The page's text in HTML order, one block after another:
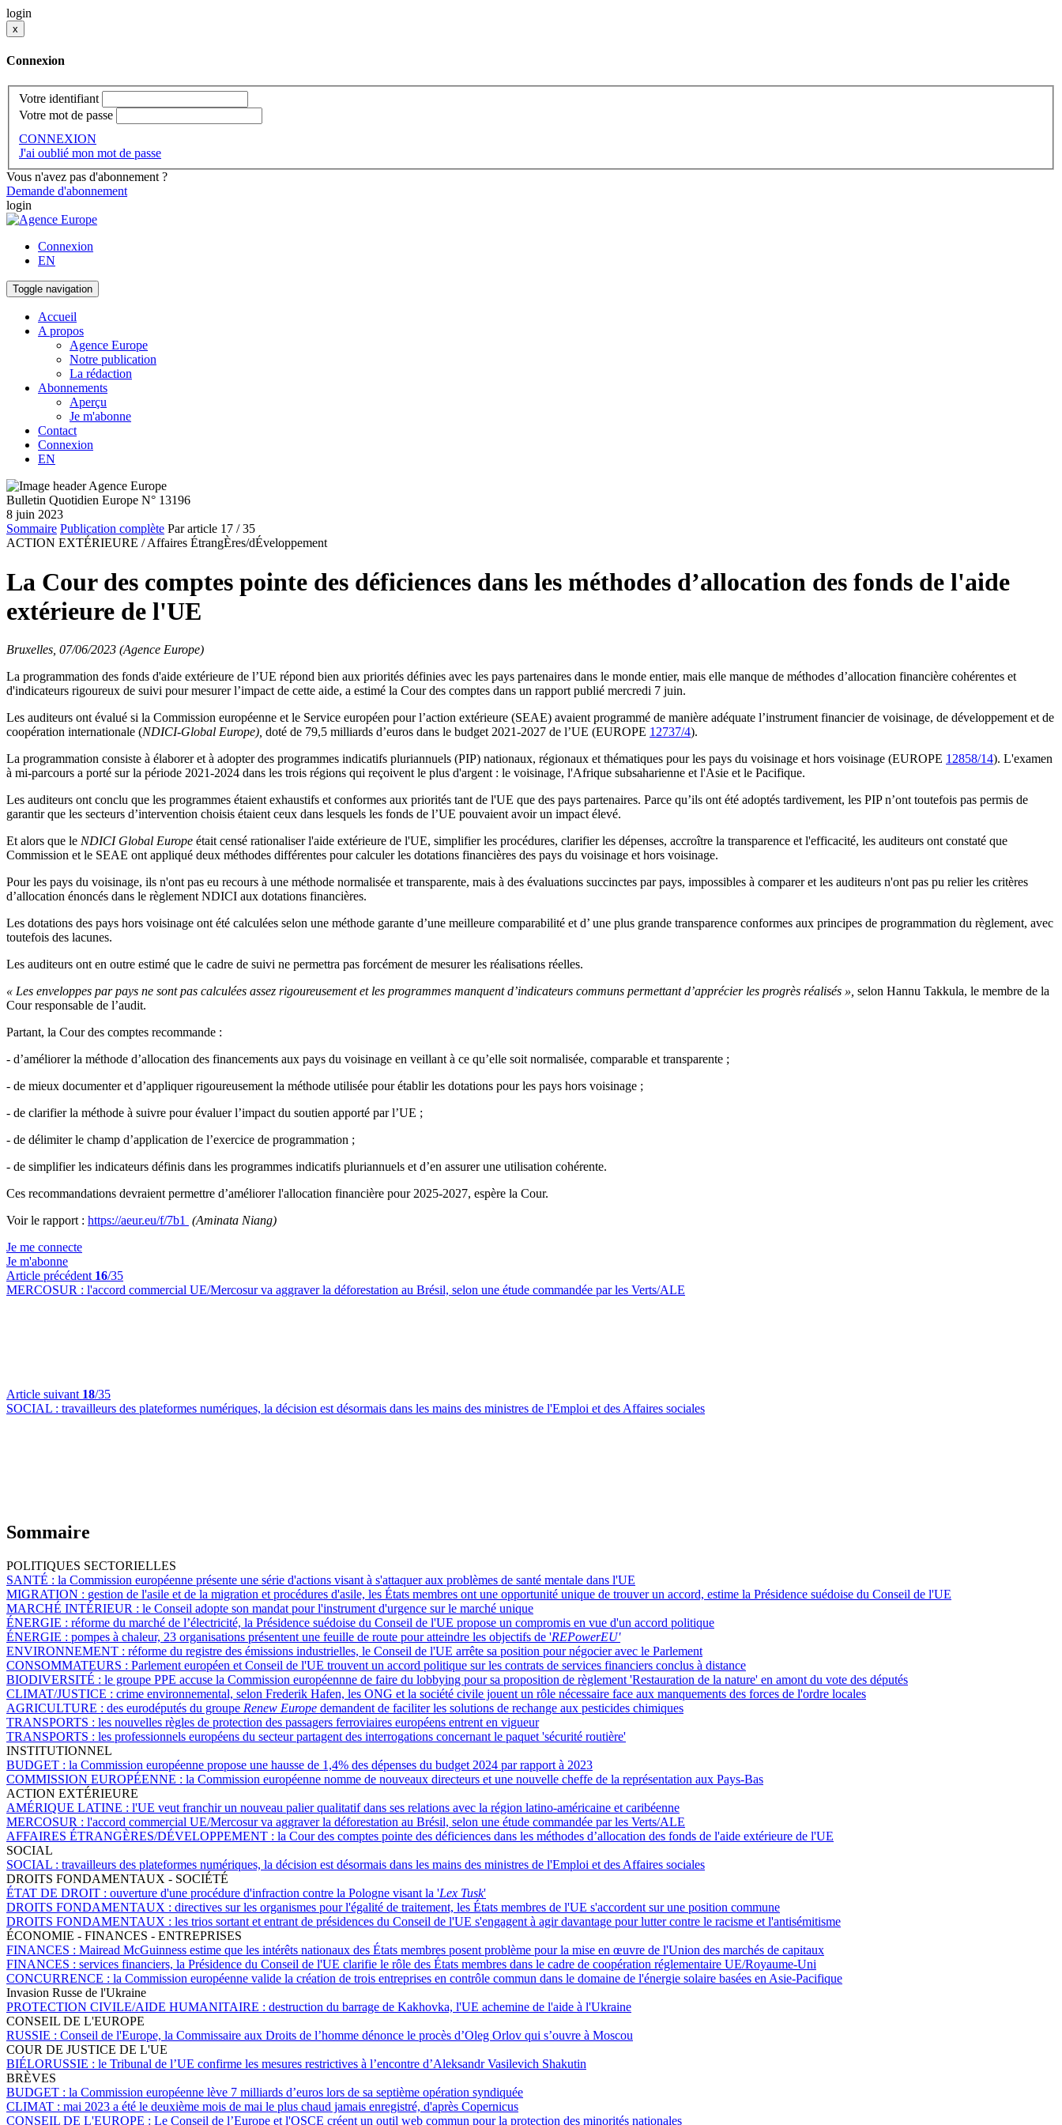
login
x
Connexion
Votre identifiant
Votre mot de passe
CONNEXION
J'ai oublié mon mot de passe
Vous n'avez pas d'abonnement ?
Demande d'abonnement
login
Connexion
EN
Toggle navigation
Accueil
A propos
Agence Europe
Notre publication
La rédaction
Abonnements
Aperçu
Je m'abonne
Contact
Connexion
EN
Bulletin Quotidien Europe N° 13196
8 juin 2023
Sommaire Publication complète Par article 17 / 35
ACTION EXTÉRIEURE / Affaires ÉtrangÈres/dÉveloppement
La Cour des comptes pointe des déficiences dans les méthodes d’allocation des fonds de l'aide
extérieure de l'UE
Bruxelles, 07/06/2023 (Agence Europe)
La programmation des fonds d'aide extérieure de l’UE répond bien aux priorités définies avec les pays partenaires dans le monde entier, mais elle manque de méthodes d’allocation financière cohérentes et
d'indicateurs rigoureux de suivi pour mesurer l’impact de cette aide, a estimé la Cour des comptes dans un rapport publié mercredi 7 juin.
Les auditeurs ont évalué si la Commission européenne et le Service européen pour l’action extérieure (SEAE) avaient programmé de manière adéquate l’instrument financier de voisinage, de développement et de
coopération internationale (NDICI-Global Europe), doté de 79,5 milliards d’euros dans le budget 2021-2027 de l’UE (EUROPE 12737/4).
La programmation consiste à élaborer et à adopter des programmes indicatifs pluriannuels (PIP) nationaux, régionaux et thématiques pour les pays du voisinage et hors voisinage (EUROPE 12858/14). L'examen
à mi-parcours a porté sur la période 2021-2024 dans les trois régions qui reçoivent le plus d'argent : le voisinage, l'Afrique subsaharienne et l'Asie et le Pacifique.
Les auditeurs ont conclu que les programmes étaient exhaustifs et conformes aux priorités tant de l'UE que des pays partenaires. Parce qu’ils ont été adoptés tardivement, les PIP n’ont toutefois pas permis de
garantir que les secteurs d’intervention choisis étaient ceux dans lesquels les fonds de l’UE pouvaient avoir un impact élevé.
Et alors que le NDICI Global Europe était censé rationaliser l'aide extérieure de l'UE, simplifier les procédures, clarifier les dépenses, accroître la transparence et l'efficacité, les auditeurs ont constaté que
Commission et le SEAE ont appliqué deux méthodes différentes pour calculer les dotations financières des pays du voisinage et hors voisinage.
Pour les pays du voisinage, ils n'ont pas eu recours à une méthode normalisée et transparente, mais à des évaluations succinctes par pays, impossibles à comparer et les auditeurs n'ont pas pu relier les critères
d’allocation énoncés dans le règlement NDICI aux dotations financières.
Les dotations des pays hors voisinage ont été calculées selon une méthode garante d’une meilleure comparabilité et d’ une plus grande transparence conformes aux principes de programmation du règlement, avec
toutefois des lacunes.
Les auditeurs ont en outre estimé que le cadre de suivi ne permettra pas forcément de mesurer les réalisations réelles.
« Les enveloppes par pays ne sont pas calculées assez rigoureusement et les programmes manquent d’indicateurs communs permettant d’apprécier les progrès réalisés », selon Hannu Takkula, le membre de la
Cour responsable de l’audit.
Partant, la Cour des comptes recommande :
- d’améliorer la méthode d’allocation des financements aux pays du voisinage en veillant à ce qu’elle soit normalisée, comparable et transparente ;
- de mieux documenter et d’appliquer rigoureusement la méthode utilisée pour établir les dotations pour les pays hors voisinage ;
- de clarifier la méthode à suivre pour évaluer l’impact du soutien apporté par l’UE ;
- de délimiter le champ d’application de l’exercice de programmation ;
- de simplifier les indicateurs définis dans les programmes indicatifs pluriannuels et d’en assurer une utilisation cohérente.
Ces recommandations devraient permettre d’améliorer l'allocation financière pour 2025-2027, espère la Cour.
Voir le rapport : https://aeur.eu/f/7b1
(Aminata Niang)
Je me connecte
Je m'abonne
Article précédent 16/35
MERCOSUR : l'accord commercial UE/Mercosur va aggraver la déforestation au Brésil, selon une étude commandée par les Verts/ALE
Article suivant 18/35
SOCIAL : travailleurs des plateformes numériques, la décision est désormais dans les mains des ministres de l'Emploi et des Affaires sociales
Sommaire
POLITIQUES SECTORIELLES
SANTÉ : la Commission européenne présente une série d'actions visant à s'attaquer aux problèmes de santé mentale dans l'UE
MIGRATION : gestion de l'asile et de la migration et procédures d'asile, les États membres ont une opportunité unique de trouver un accord, estime la Présidence suédoise du Conseil de l'UE
MARCHÉ INTÉRIEUR : le Conseil adopte son mandat pour l'instrument d'urgence sur le marché unique
ÉNERGIE : réforme du marché de l’électricité, la Présidence suédoise du Conseil de l'UE propose un compromis en vue d'un accord politique
ÉNERGIE : pompes à chaleur, 23 organisations présentent une feuille de route pour atteindre les objectifs de 'REPowerEU'
ENVIRONNEMENT : réforme du registre des émissions industrielles, le Conseil de l'UE arrête sa position pour négocier avec le Parlement
CONSOMMATEURS : Parlement européen et Conseil de l'UE trouvent un accord politique sur les contrats de services financiers conclus à distance
BIODIVERSITÉ : le groupe PPE accuse la Commission européennne de faire du lobbying pour sa proposition de règlement 'Restauration de la nature' en amont du vote des députés
CLIMAT/JUSTICE : crime environnemental, selon Frederik Hafen, les ONG et la société civile jouent un rôle nécessaire face aux manquements des forces de l'ordre locales
AGRICULTURE : des eurodéputés du groupe Renew Europe demandent de faciliter les solutions de rechange aux pesticides chimiques
TRANSPORTS : les nouvelles règles de protection des passagers ferroviaires européens entrent en vigueur
TRANSPORTS : les professionnels européens du secteur partagent des interrogations concernant le paquet 'sécurité routière'
INSTITUTIONNEL
BUDGET : la Commission européenne propose une hausse de 1,4% des dépenses du budget 2024 par rapport à 2023
COMMISSION EUROPÉENNE : la Commission européenne nomme de nouveaux directeurs et une nouvelle cheffe de la représentation aux Pays-Bas
ACTION EXTÉRIEURE
AMÉRIQUE LATINE : l'UE veut franchir un nouveau palier qualitatif dans ses relations avec la région latino-américaine et caribéenne
MERCOSUR : l'accord commercial UE/Mercosur va aggraver la déforestation au Brésil, selon une étude commandée par les Verts/ALE
AFFAIRES ÉTRANGÈRES/DÉVELOPPEMENT : la Cour des comptes pointe des déficiences dans les méthodes d’allocation des fonds de l'aide extérieure de l'UE
SOCIAL
SOCIAL : travailleurs des plateformes numériques, la décision est désormais dans les mains des ministres de l'Emploi et des Affaires sociales
DROITS FONDAMENTAUX - SOCIÉTÉ
ÉTAT DE DROIT : ouverture d'une procédure d'infraction contre la Pologne visant la 'Lex Tusk'
DROITS FONDAMENTAUX : directives sur les organismes pour l'égalité de traitement, les États membres de l'UE s'accordent sur une position commune
DROITS FONDAMENTAUX : les trios sortant et entrant de présidences du Conseil de l'UE s'engagent à agir davantage pour lutter contre le racisme et l'antisémitisme
ÉCONOMIE - FINANCES - ENTREPRISES
FINANCES : Mairead McGuinness estime que les intérêts nationaux des États membres posent problème pour la mise en œuvre de l'Union des marchés de capitaux
FINANCES : services financiers, la Présidence du Conseil de l'UE clarifie le rôle des États membres dans le cadre de coopération réglementaire UE/Royaume-Uni
CONCURRENCE : la Commission européenne valide la création de trois entreprises en contrôle commun dans le domaine de l'énergie solaire basées en Asie-Pacifique
Invasion Russe de l'Ukraine
PROTECTION CIVILE/AIDE HUMANITAIRE : destruction du barrage de Kakhovka, l'UE achemine de l'aide à l'Ukraine
CONSEIL DE L'EUROPE
RUSSIE : Conseil de l'Europe, la Commissaire aux Droits de l’homme dénonce le procès d’Oleg Orlov qui s’ouvre à Moscou
COUR DE JUSTICE DE L'UE
BIÉLORUSSIE : le Tribunal de l’UE confirme les mesures restrictives à l’encontre d’Aleksandr Vasilevich Shakutin
BRÈVES
BUDGET : la Commission européenne lève 7 milliards d’euros lors de sa septième opération syndiquée
CLIMAT : mai 2023 a été le deuxième mois de mai le plus chaud jamais enregistré, d'après Copernicus
CONSEIL DE L'EUROPE : Le Conseil de l’Europe et l'OSCE créent un outil web commun pour la protection des minorités nationales